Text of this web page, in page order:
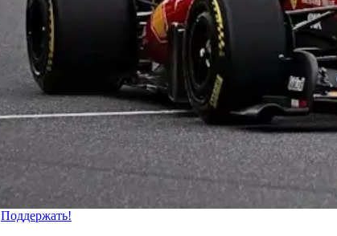
Поддержать!